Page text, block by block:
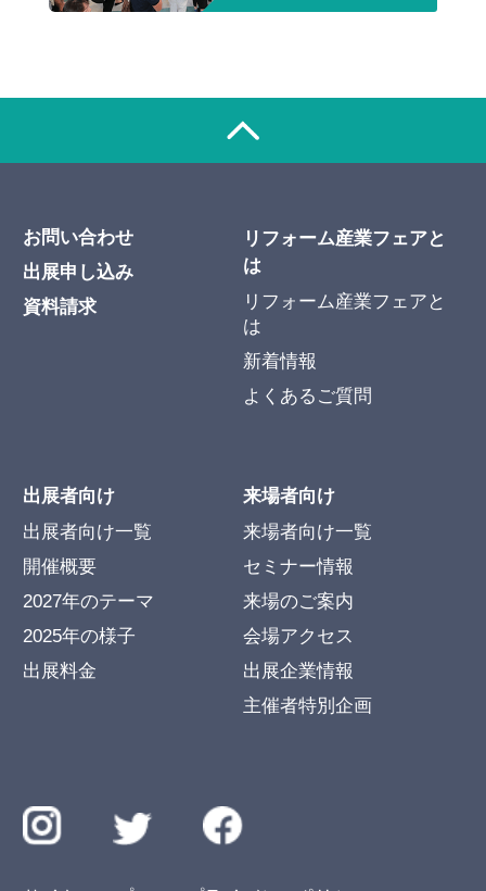
お問い合わせ
出展申し込み
資料請求
リフォーム産業フェアと
は
リフォーム産業フェアと
は
新着情報
よくあるご質問
出展者向け
出展者向け一覧
開催概要
2027年のテーマ
2025年の様子
出展料金
来場者向け
来場者向け一覧
セミナー情報
来場のご案内
会場アクセス
出展企業情報
主催者特別企画